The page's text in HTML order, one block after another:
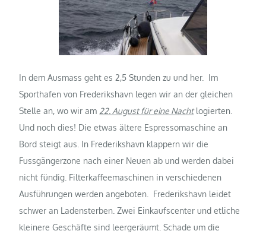
In dem Ausmass geht es 2,5 Stunden zu und her. Im
Sporthafen von Frederikshavn legen wir an der gleichen
Stelle an, wo wir am 22. August für eine Nachtlogierten.
Und noch dies! Die etwas ältere Espressomaschine an
Bord steigt aus. In Frederikshavn klappern wir die
Fussgängerzone nach einer Neuen ab und werden dabei
nicht fündig. Filterkaffeemaschinen in verschiedenen
Ausführungen werden angeboten. Frederikshavn leidet
schwer an Ladensterben. Zwei Einkaufscenter und etliche
kleinere Geschäfte sind leergeräumt. Schade um die